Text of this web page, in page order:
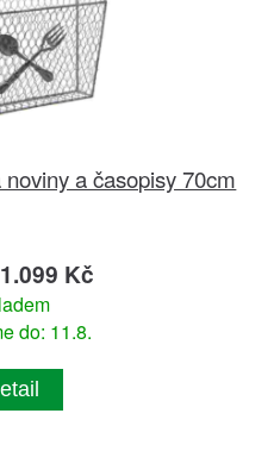
a časopisy 70cm
Kč
do: 11.8.